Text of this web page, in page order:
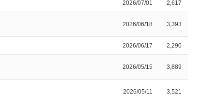
2026/07/01 2,617
2026/06/18 3,393
2026/06/17 2,290
2026/05/15 3,889
2026/05/11 3,521